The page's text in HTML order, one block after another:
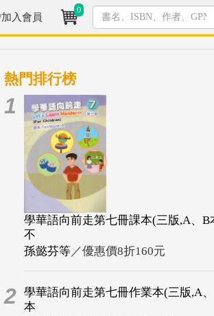
入會員
0
熱門排行榜
1
學華語向前走第七冊課本(三版,A、B
不
孫懿芬等／優惠價8折160元
2 學華語向前走第七冊作業本(三版,A
本